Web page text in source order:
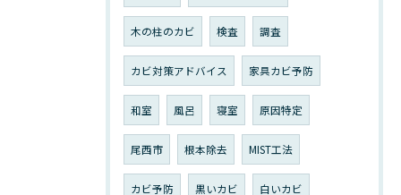
木の柱のカビ 検査 調査
カビ対策アドバイス 家具カビ予防
和室 風呂 寝室 原因特定
尾西市 根本除去 MIST工法
カビ予防 黒いカビ 白いカビ